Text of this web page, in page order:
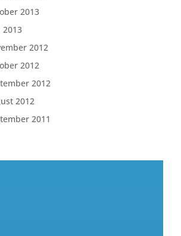
2013
2013
2012
2012
2012
2012
2011